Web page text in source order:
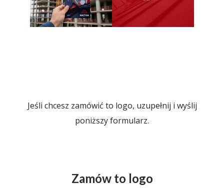
Jeśli chcesz zamówić to logo, uzupełnij i wyślij
poniższy formularz.
Zamów to logo